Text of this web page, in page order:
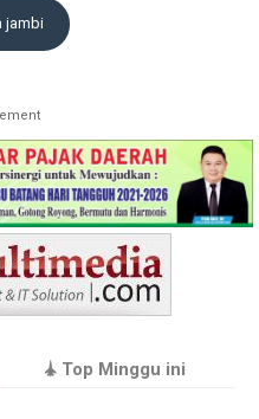
jambi
Top Minggu ini